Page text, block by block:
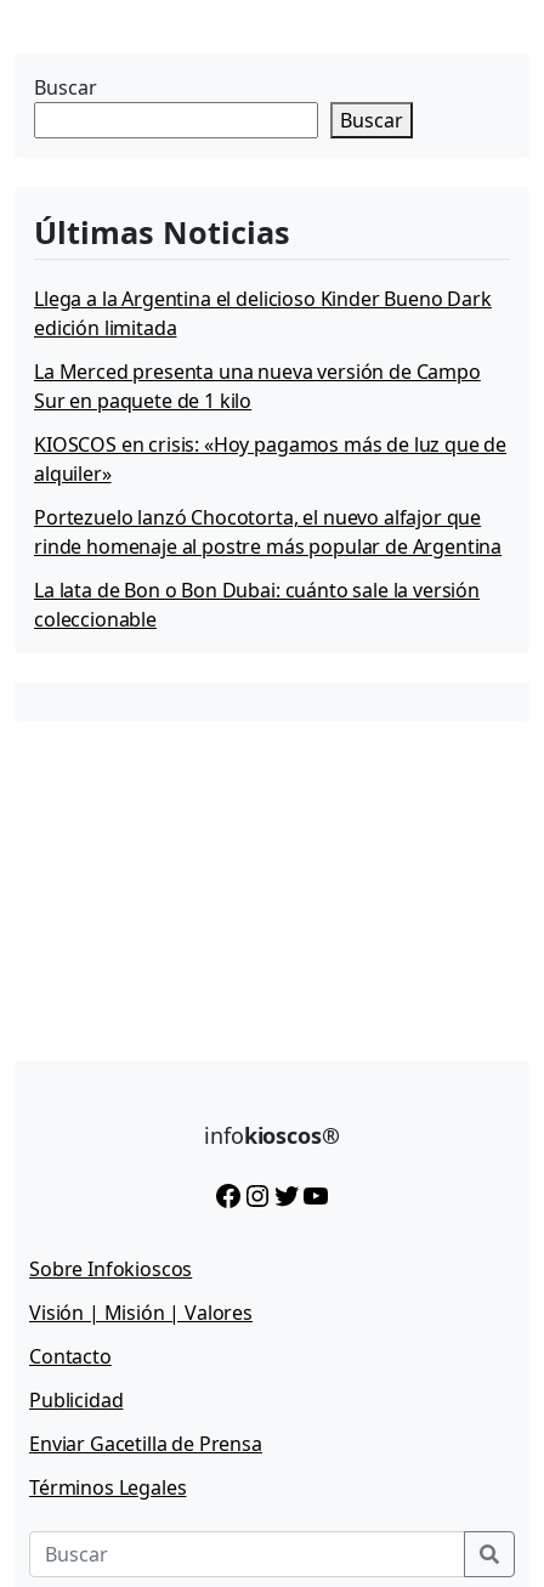
Buscar
Buscar
Últimas Noticias
Llega a la Argentina el delicioso Kinder Bueno Dark
edición limitada
La Merced presenta una nueva versión de Campo
Sur en paquete de 1 kilo
KIOSCOS en crisis: «Hoy pagamos más de luz que de
alquiler»
Portezuelo lanzó Chocotorta, el nuevo alfajor que
rinde homenaje al postre más popular de Argentina
La lata de Bon o Bon Dubai: cuánto sale la versión
coleccionable
infokioscos®
Facebook InstagramTwitter YouTube
Sobre Infokioscos
Visión | Misión | Valores
Contacto
Publicidad
Enviar Gacetilla de Prensa
Términos Legales